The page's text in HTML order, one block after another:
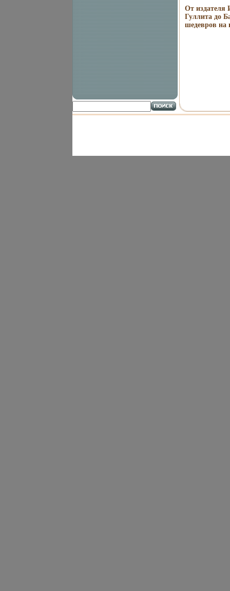
От издателя
Гуллита до
шедевров на